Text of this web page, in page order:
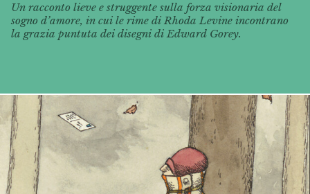
Un racconto lieve e struggente sulla forza visionaria del
sogno d’amore, in cui le rime di Rhoda Levine incontrano
la grazia puntuta dei disegni di Edward Gorey.